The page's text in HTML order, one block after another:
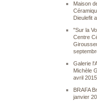
Maison
Dieulefit
"Sur la
Centre
Galerie
Michèle
avril 2015
BRAFA
janvier